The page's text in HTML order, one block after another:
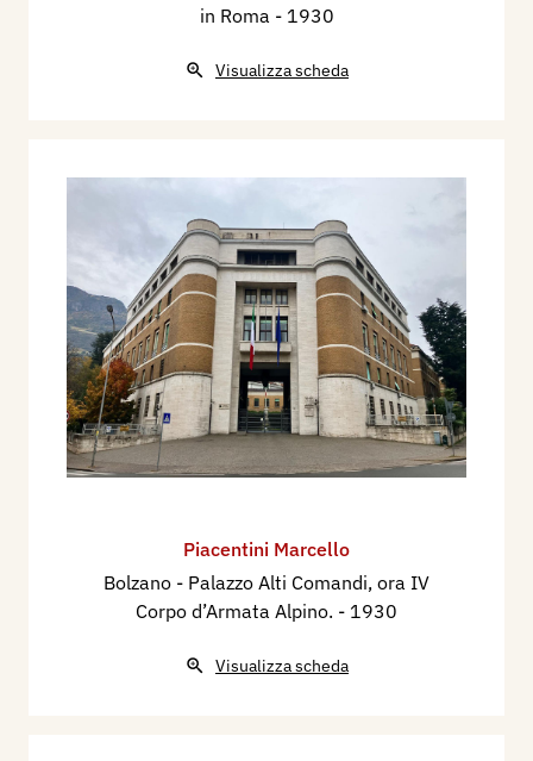
in Roma - 1930
Visualizza scheda
Piacentini Marcello
Bolzano - Palazzo Alti Comandi, ora IV
Corpo d’Armata Alpino. - 1930
Visualizza scheda